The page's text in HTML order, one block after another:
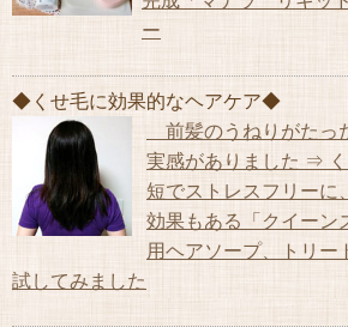
ー
◆くせ毛に効果的なヘアケア◆
前髪のうねりがたっ
実感がありました ⇒
短でストレスフリーに
効果もある「クイーン
用ヘアソープ、トリー
試してみました